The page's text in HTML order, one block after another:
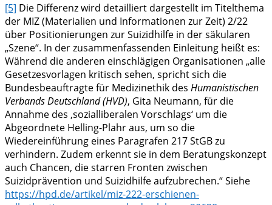
[5] Die Differenz wird detailliert dargestellt im Titelthema
der MIZ (Materialien und Informationen zur Zeit) 2/22
über Positionierungen zur Suizidhilfe in der säkularen
„Szene“. In der zusammenfassenden Einleitung heißt es:
Während die anderen einschlägigen Organisationen „alle
Gesetzesvorlagen kritisch sehen, spricht sich die
Bundesbeauftragte für Medizinethik des Humanistischen
Verbands Deutschland(HVD), Gita Neumann, für die
Annahme des ‚sozialliberalen Vorschlags‘ um die
Abgeordnete Helling-Plahr aus, um so die
Wiedereinführung eines Paragrafen 217 StGB zu
verhindern. Zudem erkennt sie in dem Beratungskonzept
auch Chancen, die starren Fronten zwischen
Suizidprävention und Suizidhilfe aufzubrechen.“ Siehe
https://hpd.de/artikel/miz-222-erschienen-